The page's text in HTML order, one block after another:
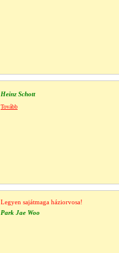
Heinz Schott
Tovább
Legyen sajátmaga háziorvosa!
Park Jae Woo